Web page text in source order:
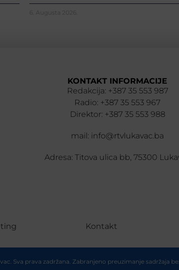
6. Augusta 2026.
KONTAKT INFORMACIJE
Redakcija: +387 35 553 987
Radio: +387 35 553 967
Direktor: +387 35 553 988
mail: info@rtvlukavac.ba
Adresa: Titova ulica bb, 75300
Kontakt
Sva prava zadržana. Zabranjeno preuzimanje sadržaja